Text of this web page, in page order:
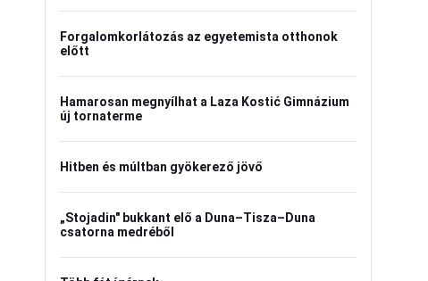
Forgalomkorlátozás az egyetemista otthonok
előtt
Hamarosan megnyílhat a Laza Kostić Gimnázium
új tornaterme
Hitben és múltban gyökerező jövő
„Stojadin" bukkant elő a Duna–Tisza–Duna
csatorna medréből